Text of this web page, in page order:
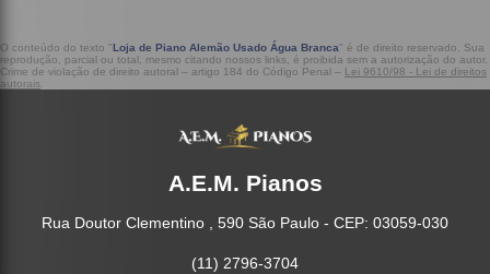
O conteúdo do texto "Loja de Piano Alemão Usado Água Branca" é de direito reservado. Sua
reprodução, parcial ou total, mesmo citando nossos links, é proibida sem a autorização do autor.
Crime de violação de direito autoral – artigo 184 do Código Penal – Lei 9610/98 - Lei de direitos
autorais
A.E.M. Pianos
Rua Doutor Clementino , 590 São Paulo - CEP: 03059-030
(11) 2796-3704